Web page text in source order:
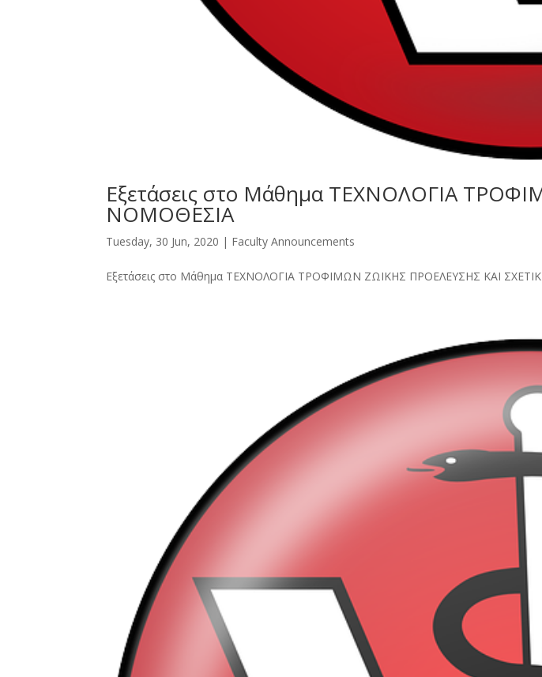
Εξετάσεις στο Μάθημα ΤΕΧΝΟΛΟΓΙΑ
ΝΟΜΟΘΕΣΙΑ
Tuesday, 30 Jun, 2020 | Faculty Announcements
Εξετάσεις στο Μάθημα ΤΕΧΝΟΛΟΓΙΑ ΤΡΟΦΙΜΩΝ ΖΩΙΚΗΣ ΠΡΟΕΛΕΥΣΗΣ ΚΑΙ